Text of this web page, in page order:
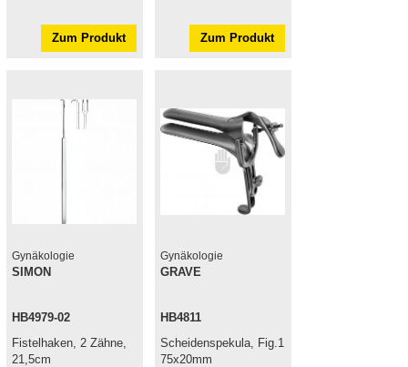
Zum Produkt Zum Produkt
Gynäkologie
SIMON
HB4979-02
Fistelhaken, 2 Zähne,
21,5cm
Gynäkologie
GRAVE
HB4811
Scheidenspekula, Fig.1
75x20mm